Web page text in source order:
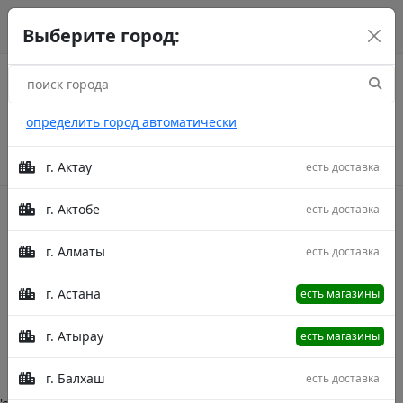
Выберите город:
определить город автоматически
г. Актау есть доставка
г. Актобе есть доставка
г. Алматы есть доставка
г. Астана есть магазины
г. Атырау есть магазины
г. Балхаш есть доставка